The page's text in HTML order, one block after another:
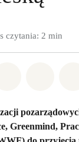
czytania: 2 min
Greenmind,